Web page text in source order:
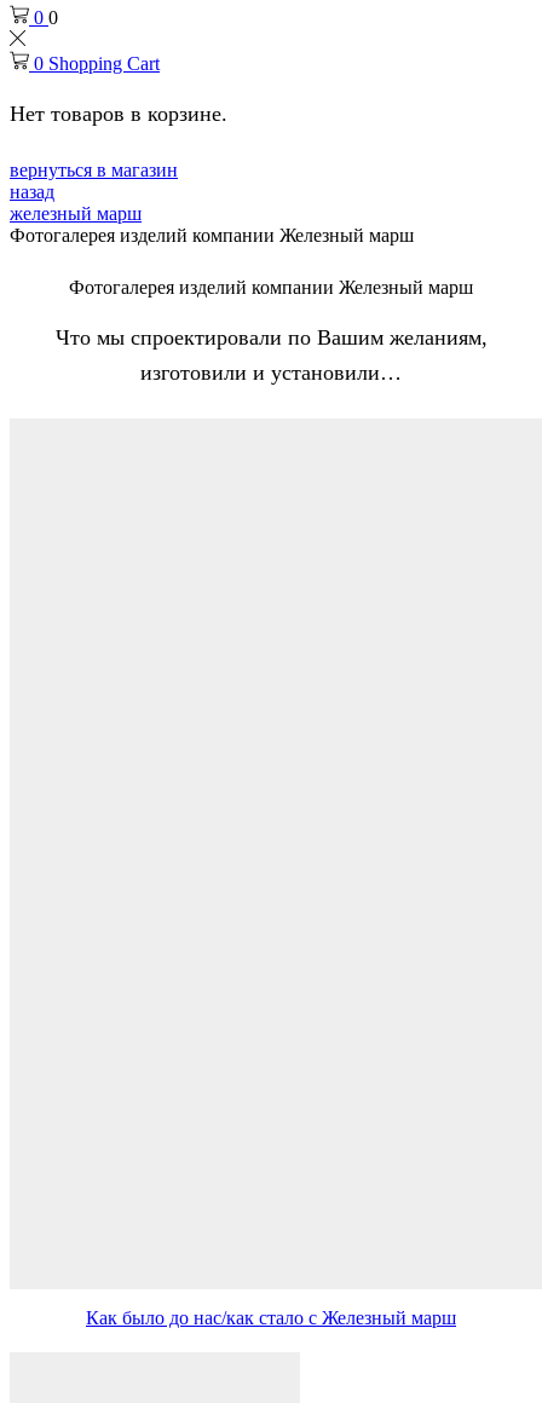
0 0
0 Shopping Cart
Нет товаров в корзине.
вернуться в магазин
назад
железный марш
Фотогалерея изделий компании Железный марш
Фотогалерея изделий компании Железный марш
Что мы спроектировали по Вашим желаниям,
изготовили и установили…
Как было до нас/как стало с Железный марш